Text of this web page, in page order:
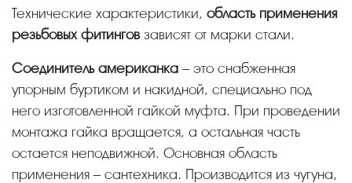
Технические характеристики, область применения
резьбовых фитингов зависят от марки стали.
Соединитель американка – это снабженная
упорным буртиком и накидной, специально под
него изготовленной гайкой муфта. При проведении
монтажа гайка вращается, а остальная часть
остается неподвижной. Основная область
применения – сантехника. Производится из чугуна,